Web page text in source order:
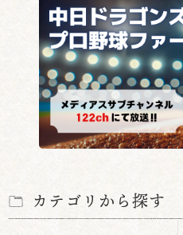
カテゴリから探す